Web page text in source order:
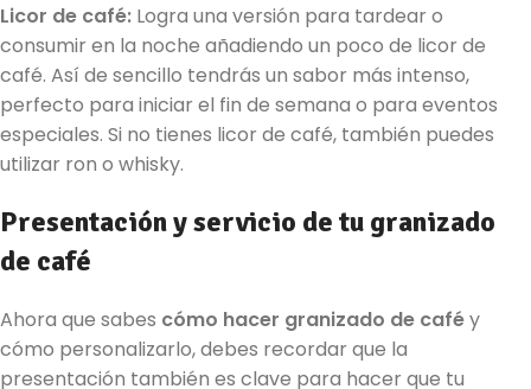
Licor de café: Logra una versión para tardear o
consumir en la noche añadiendo un poco de licor de
café. Así de sencillo tendrás un sabor más intenso,
perfecto para iniciar el fin de semana o para eventos
especiales. Si no tienes licor de café, también puedes
utilizar ron o whisky.
Presentación y servicio de tu granizado
de café
Ahora que sabes cómo hacer granizado de caféy
cómo personalizarlo, debes recordar que la
presentación también es clave para hacer que tu